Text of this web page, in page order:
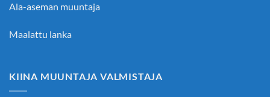
Ala-aseman muuntaja
Maalattu lanka
KIINA MUUNTAJA VALMISTAJA